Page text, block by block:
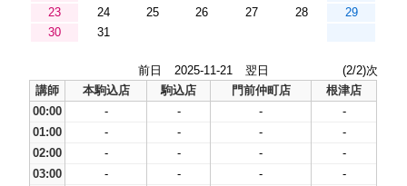
23
24 25 26 27 28
29
30
31
前日 2025-11-21 翌日
(2/2)次
講師
本駒込店 駒込店 門前仲町店
根津店
00:00
- - -
-
01:00
- - -
-
02:00
- - -
-
03:00
- - -
-